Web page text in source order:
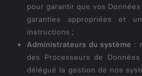
pour garantir que vos
garanties appropriées et
instructions ;
Administrateurs du système :
des Processeurs de
délégué la gestion de nos